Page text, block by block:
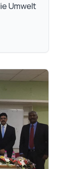
Umwelt